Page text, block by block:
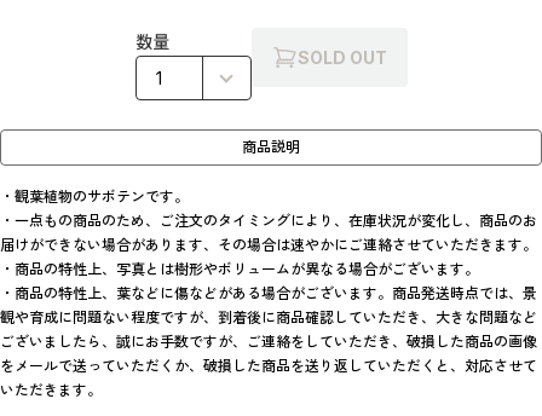
数量
SOLD OUT
商品説明
・観葉植物のサボテンです。
・一点もの商品のため、ご注文のタイミングにより、在庫状況が変化し、商品のお
届けができない場合があります、その場合は速やかにご連絡させていただきます。
・商品の特性上、写真とは樹形やボリュームが異なる場合がございます。
・商品の特性上、葉などに傷などがある場合がございます。商品発送時点では、景
観や育成に問題ない程度ですが、到着後に商品確認していただき、大きな問題など
ございましたら、誠にお手数ですが、ご連絡をしていただき、破損した商品の画像
をメールで送っていただくか、破損した商品を送り返していただくと、対応させて
いただきます。